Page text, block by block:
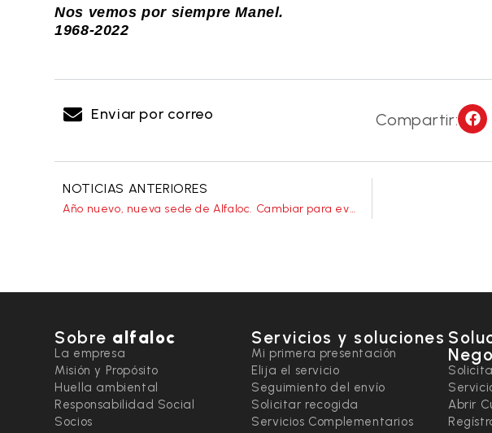
Nos vemos por siempre Manel.
1968-2022
Enviar por correo Compartir:
NOTICIAS ANTERIORES
Año nuevo, nueva sede de Alfaloc. Cambiar para evolucionar
Sobre alfaloc
La empresa
Misión y Propósito
Huella ambiental
Responsabilidad Social
Socios
Servicios y soluciones
Mi primera presentación
Elija el servicio
Seguimiento del envío
Solicitar recogida
Servicios Complementarios
Abrir